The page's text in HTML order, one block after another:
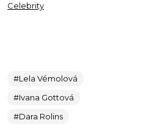
Celebrity
#Lela Vémolová
#Ivana Gottová
#Dara Rolins